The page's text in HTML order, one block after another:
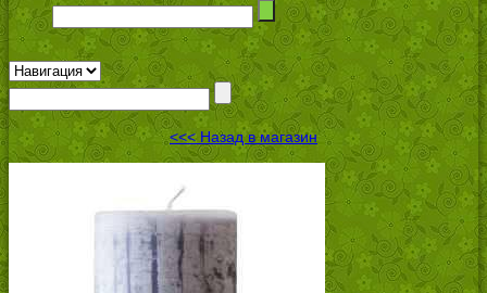
<<< Назад в магазин